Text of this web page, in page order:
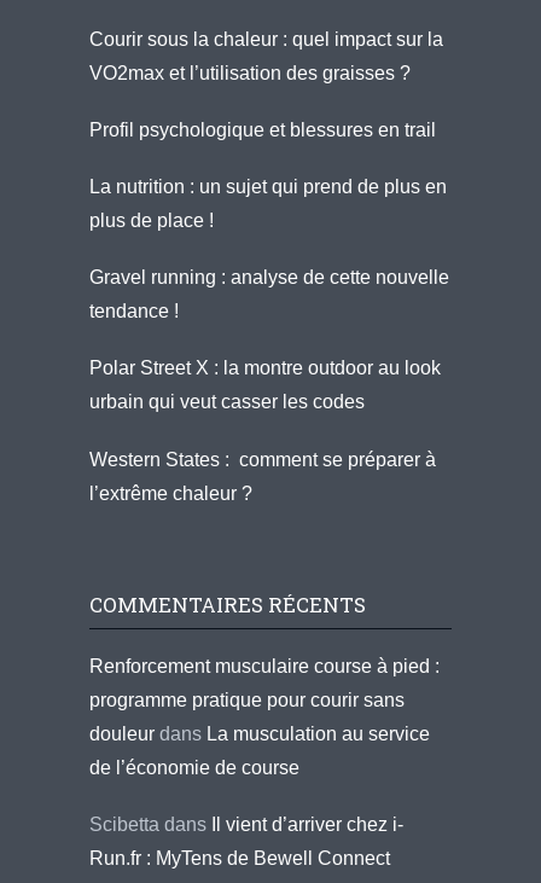
Courir sous la chaleur : quel impact sur la
VO2max et l’utilisation des graisses ?
Profil psychologique et blessures en trail
La nutrition : un sujet qui prend de plus en
plus de place !
Gravel running : analyse de cette nouvelle
tendance !
Polar Street X : la montre outdoor au look
urbain qui veut casser les codes
Western States : comment se préparer à
l’extrême chaleur ?
COMMENTAIRES RÉCENTS
Renforcement musculaire course à pied :
programme pratique pour courir sans
douleur dans La musculation au service
de l’économie de course
Scibetta dans
Il vient d’arriver chez i-
Run.fr : MyTens de Bewell Connect